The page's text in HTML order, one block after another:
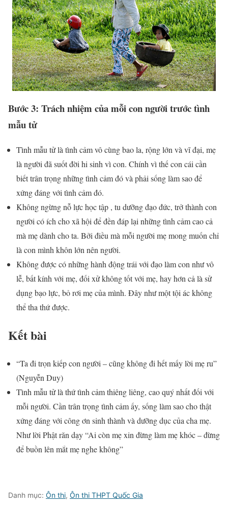
Bước 3: Trách nhiệm của mỗi con người trước tình
mẫu tử
Tình mẫu tử là tình cảm vô cùng bao la, rộng lớn và vĩ đại, mẹ
là người đã suốt đời hi sinh vì con. Chính vì thế con cái cần
biết trân trọng những tình cảm đó và phải sống làm sao để
xứng đáng với tình cảm đó.
Không ngừng nỗ lực học tập , tu dưỡng đạo đức, trở thành con
người có ích cho xã hội để đền đáp lại những tình cảm cao cả
mà mẹ dành cho ta. Bởi điều mà mỗi người mẹ mong muốn chỉ
là con mình khôn lớn nên người.
Không được có những hành động trái với đạo làm con như vô
lễ, bất kính với mẹ, đối xử không tốt với mẹ, hay hơn cả là sử
dụng bạo lực, bỏ rơi mẹ của mình. Đây như một tội ác không
thể tha thứ được.
Kết bài
“Ta đi trọn kiếp con người – cũng không đi hết mấy lời mẹ ru”
(Nguyễn Duy)
Tình mẫu tử là thứ tình cảm thiêng liêng, cao quý nhất đối với
mỗi người. Cần trân trọng tình cảm ấy, sống làm sao cho thật
xứng đáng với công ơn sinh thành và dưỡng dục của cha mẹ.
Như lời Phật răn dạy “Ai còn mẹ xin đừng làm mẹ khóc – đừng
để buồn lên mắt mẹ nghe không”
Danh mục: Ôn thi, Ôn thi THPT Quốc Gia